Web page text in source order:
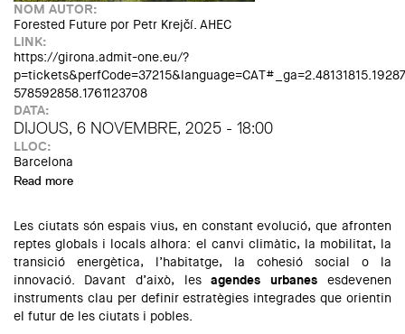
NOM AUTOR:
Forested Future por Petr Krejčí. AHEC
LINK:
https://girona.admit-one.eu/?
578592858.1761123708
DATA:
DIJOUS, 6 NOVEMBRE, 2025 - 18:00
LLOC:
Barcelona
Read more
Les ciutats són espais vius, en constant evolució, que afronten
reptes globals i locals alhora: el canvi climàtic, la mobilitat, la
transició energètica, l’habitatge, la cohesió social o la
innovació. Davant d’això, lesagendes urbanes esdevenen
instruments clau per definir estratègies integrades que orientin
el futur de les ciutats i pobles.